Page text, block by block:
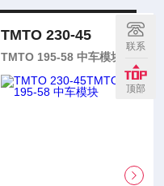
TMTO 230-45
TMTO 195-58 中车模块
联系
顶部